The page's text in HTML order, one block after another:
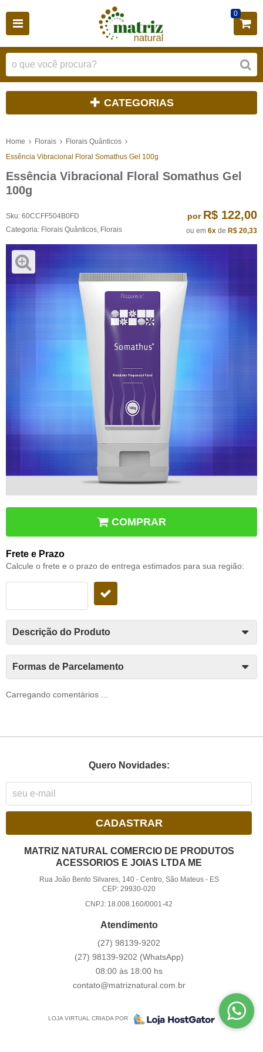
0
CATEGORIAS
Home Florais
Florais Quânticos
Essência Vibracional Floral Somathus Gel 100g
Essência Vibracional Floral Somathus Gel
100g
Sku: 60CCFF504B0FD
Categoria: Florais Quânticos Florais
por R$ 122,00
ou em 6x de R$ 20,33
COMPRAR
Frete e Prazo
Calcule o frete e o prazo de entrega estimados para sua região:
Descrição do Produto
Formas de Parcelamento
Carregando comentários ...
Quero Novidades:
CADASTRAR
MATRIZ NATURAL COMERCIO DE PRODUTOS
ACESSORIOS E JOIAS LTDA ME
Rua João Bento Silvares, 140- Centro, São Mateus- ES
CEP: 29930-020
CNPJ: 18.008.160/0001-42
Atendimento
(27) 98139-9202
(27) 98139-9202 (WhatsApp)
08:00 às 18:00 hs
contato@matriznatural.com.br
LOJA VIRTUAL CRIADA POR